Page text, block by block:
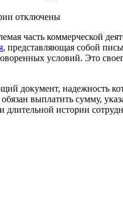
к
Банковская
гарантия:
надежный
обязательств
отключены
часть коммерческой
, представляющая собой
условий. Это
документ, надежность
выплатить сумму,
длительной истории